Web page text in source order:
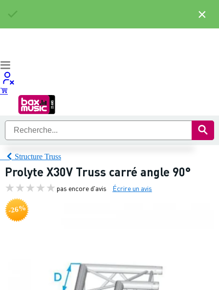
Structure Truss
Prolyte X30V Truss carré angle 90°
pas encore d'avis Écrire un avis
-26%
×